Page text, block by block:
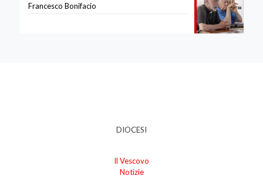
Francesco Bonifacio
DIOCESI
Il Vescovo
Notizie